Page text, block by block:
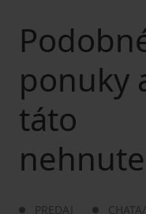
ponuky
táto
PREDAJ